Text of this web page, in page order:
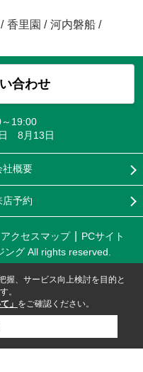
/ 香里園 / 河内磐船 /
合わせ
～19:00
8月13日
社概要
店予約
アクセスマップ
PCサイト
グ All rights reserved.
握、サービス向上検討を目的と
。
」 をご確認ください。